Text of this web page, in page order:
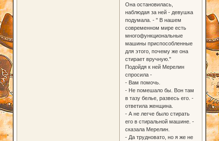
Она остановилась,
наблюдая за ней - девушка
подумала. - " В нашем
современном мире есть
многофункциональные
машины приспособленные
для этого, почему же она
стирает вручную."
Подойдя к ней Мерелин
спросила -
- Вам помочь.
- Не помешало бы. Вон там
в тазу белье, развесь его. -
ответила женщина.
- А не легче было стирать
его в стиральной машине. -
сказала Мерелин.
- Да трудновато, но я же не